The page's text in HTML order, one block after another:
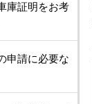
庫証明をお考
申請に必要な